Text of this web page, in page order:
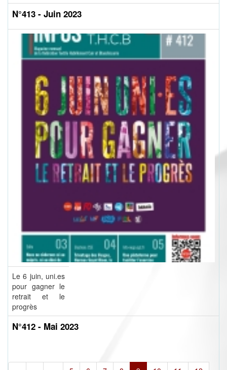
N°413 - Juin 2023
Le 6 juin, uni.es
pour gagner le
retrait et le
progrès
N°412 - Mai 2023